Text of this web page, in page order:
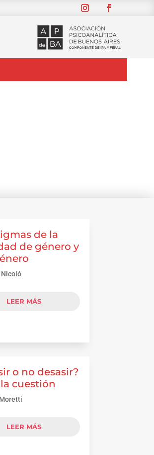
de la
de género y
Nicoló
LEER MÁS
o no desasir?
la cuestión
LEER MÁS